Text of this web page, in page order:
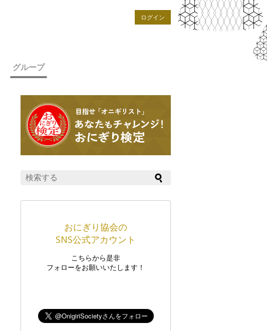
ログイン
グループ
おにぎり協会の
SNS公式アカウント
こちらから是非
フォローをお願いいたします！